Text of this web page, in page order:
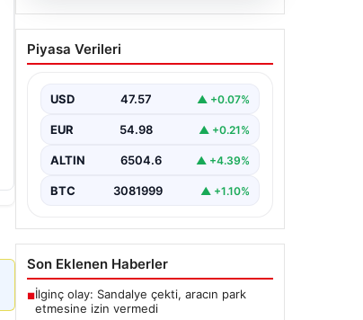
05.08.2026
Domates konservesi
bomba gibi patladı, 9 aylık
Piyasa Verileri
USD 47.57 ▲ +0.07%
EUR 54.98 ▲ +0.21%
ALTIN 6504.6 ▲ +4.39%
BTC 3081999 ▲ +1.10%
Son Eklenen Haberler
■İlginç olay: Sandalye çekti, aracın park
etmesine izin vermedi